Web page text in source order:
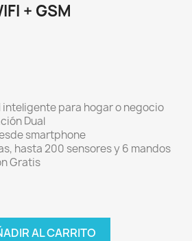
+ GSM
inteligente para hogar o negocio
Dual
smartphone
hasta 200 sensores y 6 mandos
Gratis
AL CARRITO